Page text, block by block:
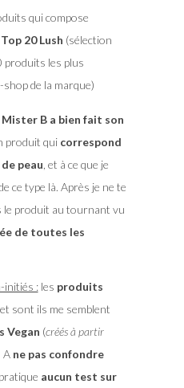
qui compose
20 Lush (sélection
produits les plus
shop de la marque)
Mister B a bien fait son
produit qui correspond
peau , et à ce que je
ce type là. Après je ne te
le produit au tournant vu
de toutes les
initiés :les produits
, et sont ils me semblent
Vegan (créés à partir
A ne pas confondre
aucun test sur